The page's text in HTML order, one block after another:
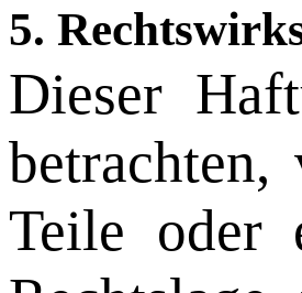
5.
Dieser
Teile oder